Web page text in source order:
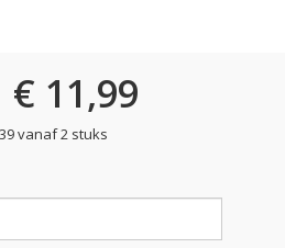
€ 11,99
vanaf 2 stuks